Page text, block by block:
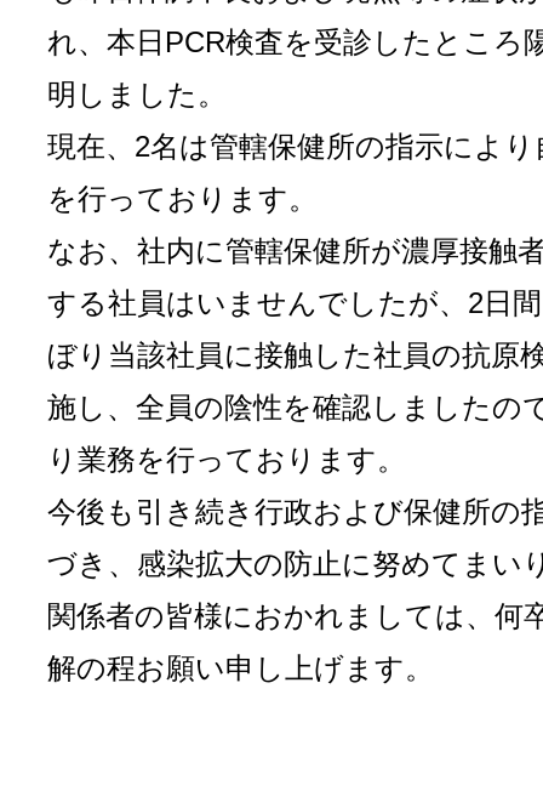
れ、本日PCR検査を受診したところ
明しました。
現在、2名は管轄保健所の指示により
を行っております。
なお、社内に管轄保健所が濃厚接触
する社員はいませんでしたが、2日
ぼり当該社員に接触した社員の抗原
施し、全員の陰性を確認しましたの
り業務を行っております。
今後も引き続き行政および保健所の
づき、感染拡大の防止に努めてまい
関係者の皆様におかれましては、何
解の程お願い申し上げます。